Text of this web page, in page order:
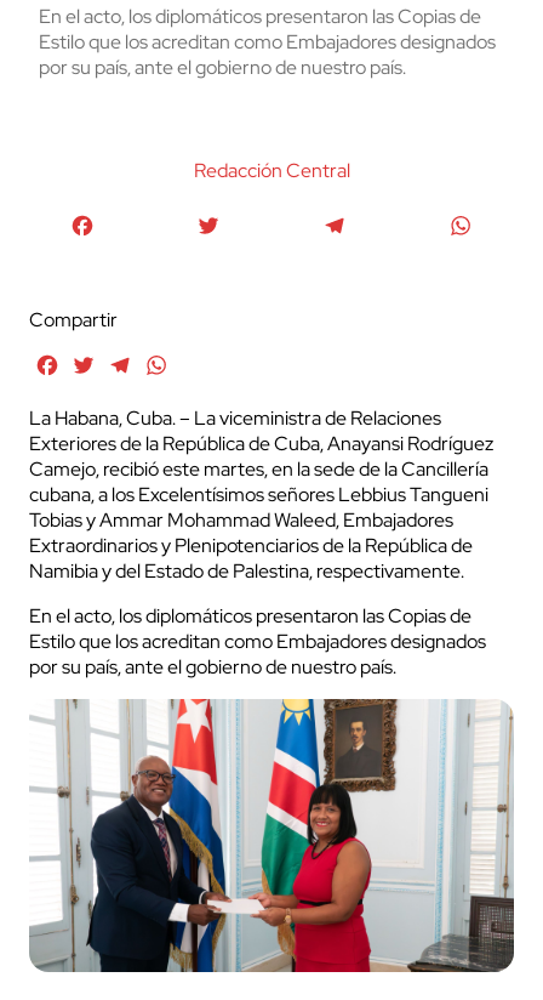
En el acto, los diplomáticos presentaron las Copias de
Estilo que los acreditan como Embajadores designados
por su país, ante el gobierno de nuestro país.
Redacción Central
Compartir
FacebookTwitterTelegram
La Habana, Cuba. – La viceministra de Relaciones
Exteriores de la República de Cuba, Anayansi Rodríguez
Camejo, recibió este martes, en la sede de la Cancillería
cubana, a los Excelentísimos señores Lebbius Tangueni
Tobias y Ammar Mohammad Waleed, Embajadores
Extraordinarios y Plenipotenciarios de la República de
Namibia y del Estado de Palestina, respectivamente.
En el acto, los diplomáticos presentaron las Copias de
Estilo que los acreditan como Embajadores designados
por su país, ante el gobierno de nuestro país.